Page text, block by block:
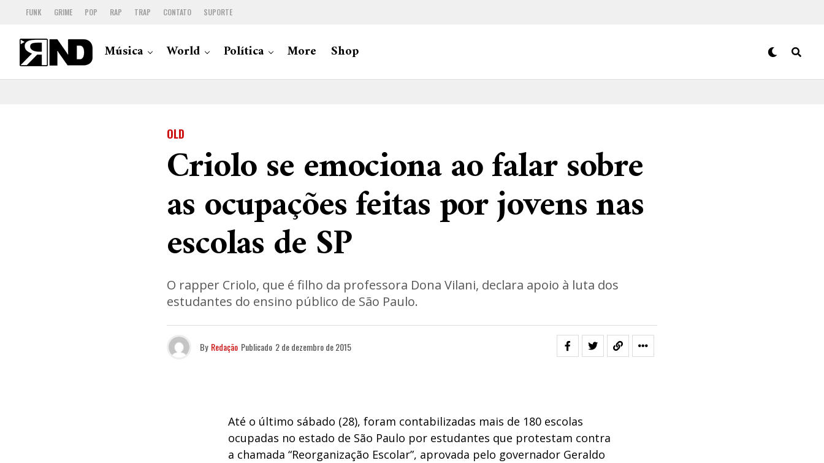
FUNK GRIME POP RAP TRAP CONTATO SUPORTE
Música World Política More Shop
OLD
Criolo se emociona ao falar sobre
as ocupações feitas por jovens nas
escolas de SP
O rapper Criolo, que é filho da professora Dona Vilani, declara apoio à luta dos
estudantes do ensino público de São Paulo.
By Redação Publicado 2 de dezembro de 2015
Até o último sábado (28), foram contabilizadas mais de 180 escolas
ocupadas no estado de São Paulo por estudantes que protestam contra
a chamada “Reorganização Escolar”, aprovada pelo governador Geraldo